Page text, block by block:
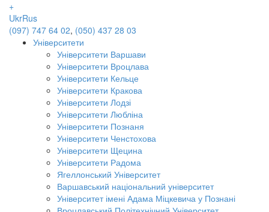
+
UkrRus
(097) 747 64 02, (050) 437 28 03
Університети
Університети Варшави
Університети Вроцлава
Університети Кельце
Університети Кракова
Університети Лодзі
Університети Любліна
Університети Познаня
Університети Ченстохова
Університети Щецина
Університети Радома
Ягеллонський Університет
Варшавський національний університет
Університет імені Адама Міцкевича у Познані